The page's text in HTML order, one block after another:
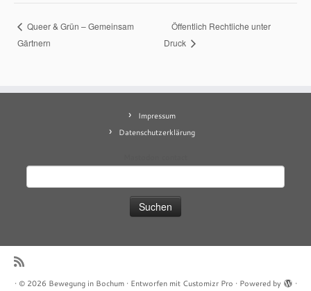
Queer & Grün – Gemeinsam
Gärtnern
Öffentlich Rechtliche unter
Druck
Impressum
Datenschutzerklärung
· © 2026 Bewegung in Bochum· Entworfen mit Customizr Pro · Powered by ·